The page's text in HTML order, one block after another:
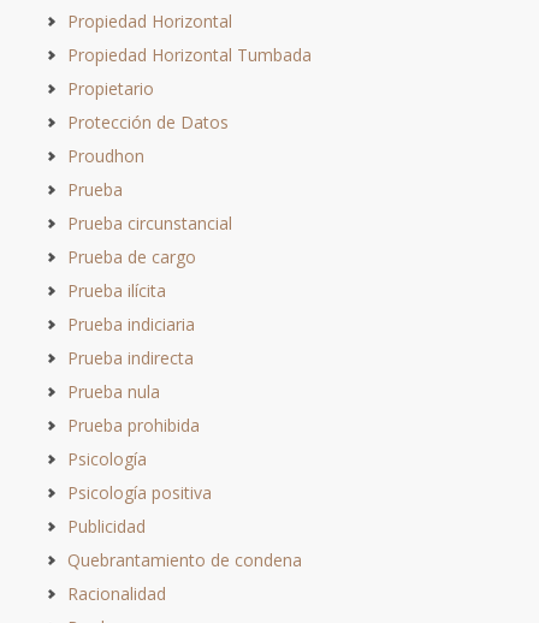
Propiedad Horizontal
Propiedad Horizontal Tumbada
Propietario
Protección de Datos
Proudhon
Prueba
Prueba circunstancial
Prueba de cargo
Prueba ilícita
Prueba indiciaria
Prueba indirecta
Prueba nula
Prueba prohibida
Psicología
Psicología positiva
Publicidad
Quebrantamiento de condena
Racionalidad